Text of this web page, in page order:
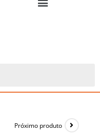
Próximo produto